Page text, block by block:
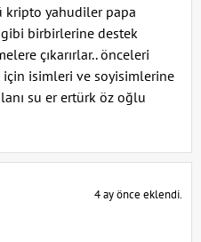
yahudiler papa
birbirlerine destek
çıkarırlar.. önceleri
isimleri ve soyisimlerine
su er ertürk öz oğlu
4 ay önce eklendi.